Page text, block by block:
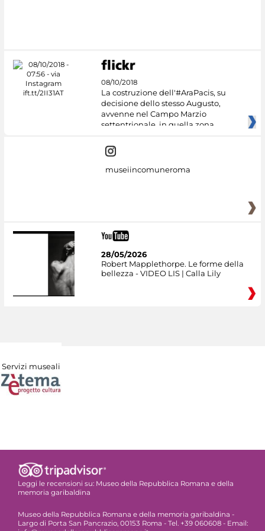
08/10/2018
La costruzione dell'#AraPacis, su
decisione dello stesso Augusto,
avvenne nel Campo Marzio
settentrionale, in quella zona
museiincomuneroma
28/05/2026
Robert Mapplethorpe. Le forme della
bellezza - VIDEO LIS | Calla Lily
Servizi museali
Leggi le recensioni su: Museo della Repubblica Romana e della
memoria garibaldina
Museo della Repubblica Romana e della memoria garibaldina -
Largo di Porta San Pancrazio, 00153 Roma - Tel. +39 060608 - Email: